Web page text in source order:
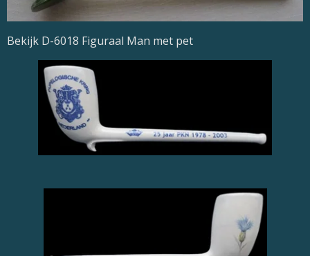
Bekijk D-6018 Figuraal Man met pet